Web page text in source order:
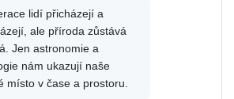
lidí přicházejí a
ale příroda zůstává
Jen astronomie a
nám ukazují naše
místo v čase a prostoru.